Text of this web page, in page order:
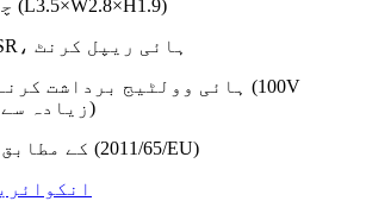
◆ چھوٹا (L3.5×W2.8×H1.9)
◆ کم ESR، ہائی ریپل کرنٹ
زیادہ سے زیادہ)
◆RoHS کے مطابق (2011/65/EU)
انکوائری